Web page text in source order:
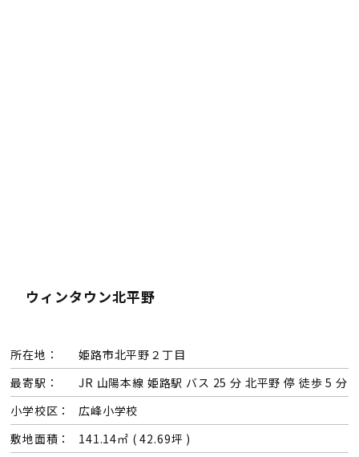
ウィンタウン北平野
所在地：
姫路市北平野２丁目
最寄駅：
JR 山陽本線 姫路駅 バス 25 分 北平野 停 徒歩 5 分
小学校区：
広峰小学校
敷地面積：
141.14㎡ ( 42.69坪 )